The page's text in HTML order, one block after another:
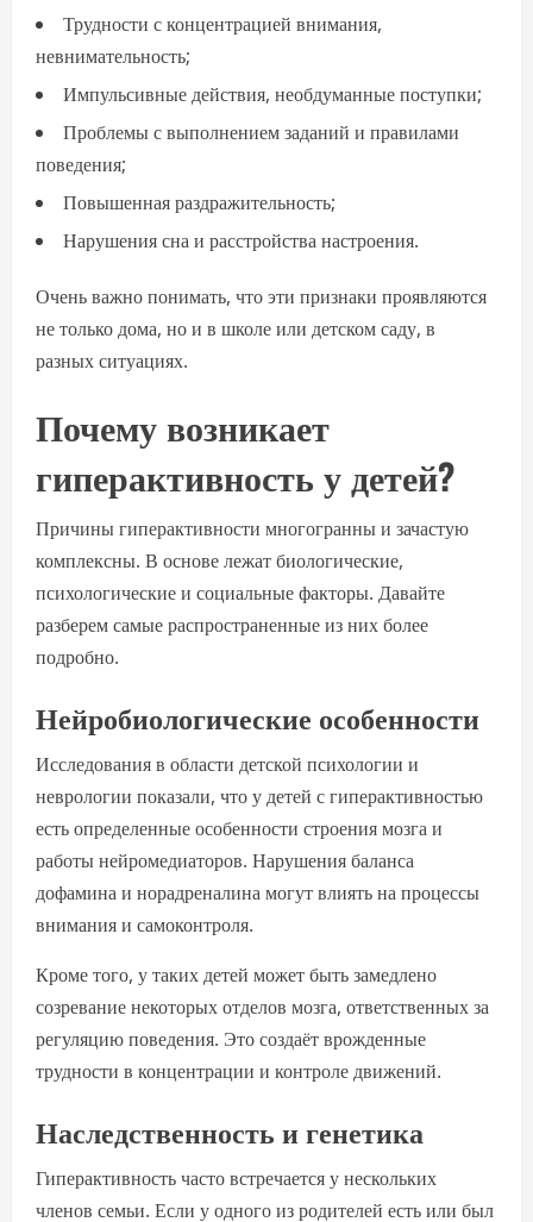
Трудности с концентрацией внимания,
невнимательность;
Импульсивные действия, необдуманные поступки;
Проблемы с выполнением заданий и правилами
поведения;
Повышенная раздражительность;
Нарушения сна и расстройства настроения.
Очень важно понимать, что эти признаки проявляются
не только дома, но и в школе или детском саду, в
разных ситуациях.
Почему возникает
гиперактивность у детей?
Причины гиперактивности многогранны и зачастую
комплексны. В основе лежат биологические,
психологические и социальные факторы. Давайте
разберем самые распространенные из них более
подробно.
Нейробиологические особенности
Исследования в области детской психологии и
неврологии показали, что у детей с гиперактивностью
есть определенные особенности строения мозга и
работы нейромедиаторов. Нарушения баланса
дофамина и норадреналина могут влиять на процессы
внимания и самоконтроля.
Кроме того, у таких детей может быть замедлено
созревание некоторых отделов мозга, ответственных за
регуляцию поведения. Это создаёт врожденные
трудности в концентрации и контроле движений.
Наследственность и генетика
Гиперактивность часто встречается у нескольких
членов семьи. Если у одного из родителей есть или был